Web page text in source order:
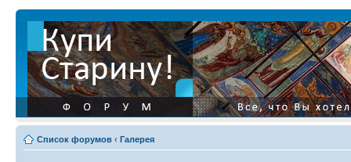
Список форумов ‹ Галерея